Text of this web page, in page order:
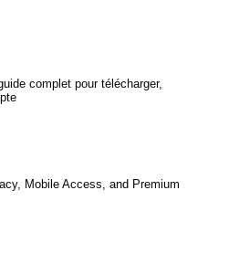
complet pour télécharger,
Mobile Access, and Premium